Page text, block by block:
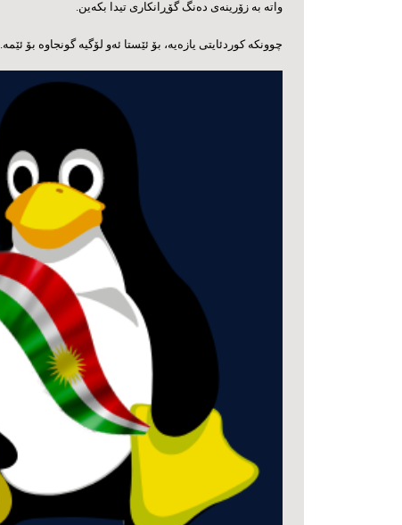
واته‌‌‌ به زۆرینه‌‌‌ی ده‌‌‌نگ گۆڕانکاری تیدا بکه‌‌‌ین.
چوونکه کوردئایتی یازه‌‌‌یه‌‌‌، بۆ ئێستا ئه‌‌‌و لۆگیه‌‌‌ گونجاوه‌‌‌ بۆ ئێمه.